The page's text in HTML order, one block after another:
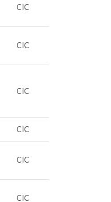
CIC
CIC
CIC
CIC
CIC
CIC